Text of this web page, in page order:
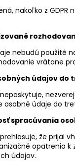
nakoľko z
nebudú použité
vrátane
údajov do
osobné údaje do
spracúvania
že prijal
opatrenia k
údajov.